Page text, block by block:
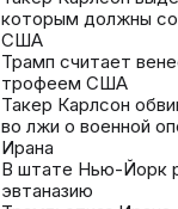
которым должны
США
Трамп считает
трофеем США
Такер Карлсон
во лжи о военной
Ирана
В штате Нью-Йорк
эвтаназию